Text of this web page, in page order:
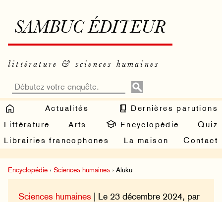
SAMBUC ÉDITEUR
littérature & sciences humaines
Actualités
Dernières parutions
Littérature
Arts Encyclopédie
Quiz
Librairies francophones
La maison Contact
Encyclopédie › Sciences humaines › Aluku
Sciences humaines | Le 23 décembre 2024, par